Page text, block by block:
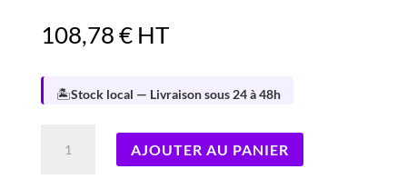
108,78€ HT
🏝️Stock local — Livraison sous 24 à 48h
AJOUTER AU PANIER